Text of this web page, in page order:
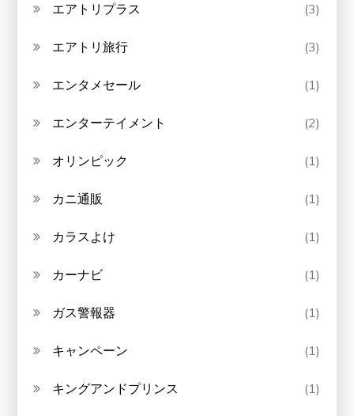
エアトリプラス (3)
エアトリ旅行 (3)
エンタメセール (1)
エンターテイメント (2)
オリンピック (1)
カニ通販 (1)
カラスよけ (1)
カーナビ (1)
ガス警報器 (1)
キャンペーン (1)
キングアンドプリンス (1)